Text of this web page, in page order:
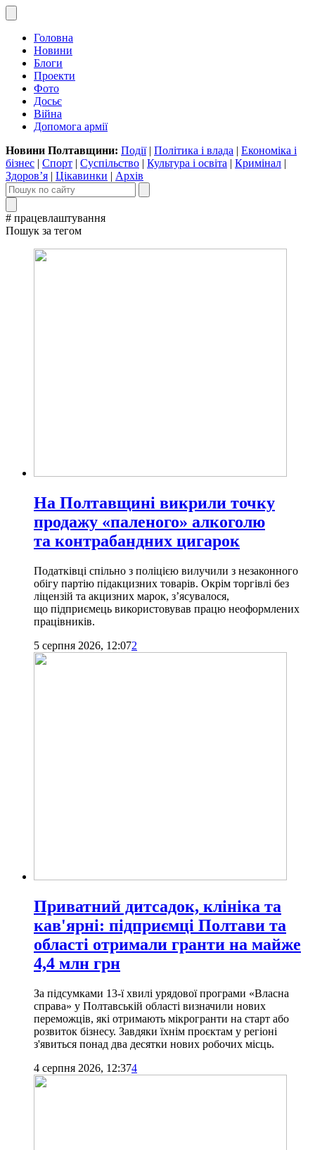
Головна
Новини
Блоги
Проекти
Фото
Досьє
Війна
Допомога армії
Новини Полтавщини: Події| Політика і влада | Економіка і
бізнес | Спорт | Суспільство | Культура і освіта | Кримінал |
Здоров’я | Цікавинки | Архів
# працевлаштування
Пошук за тегом
На Полтавщині викрили точку
продажу «паленого» алкоголю
та контрабандних цигарок
Податківці спільно з поліцією вилучили з незаконного
обігу партію підакцизних товарів. Окрім торгівлі без
ліцензій та акцизних марок, з’ясувалося,
що підприємець використовував працю неоформлених
працівників.
5 серпня 2026, 12:072
Приватний дитсадок, клініка та
кав'ярні: підприємці Полтави та
області отримали гранти на майже
4,4 млн грн
За підсумками 13-ї хвилі урядової програми «Власна
справа» у Полтавській області визначили нових
переможців, які отримають мікрогранти на старт або
розвиток бізнесу. Завдяки їхнім проєктам у регіоні
з'явиться понад два десятки нових робочих місць.
4 серпня 2026, 12:374